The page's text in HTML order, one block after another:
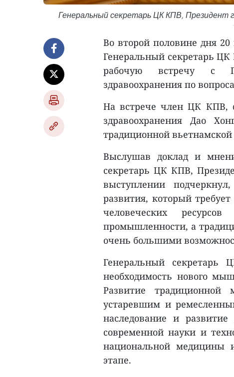
Генеральный секретарь ЦК КПВ,
Во второй половине дня
Генеральный секретарь ЦК
рабочую встречу с
здравоохранения по
На встрече член ЦК КПВ,
здравоохранения Дао
традиционной
Выслушав доклад и
секретарь ЦК КПВ,
выступлении
развития, который
человеческих
промышленности, а
очень большими
Генеральный секретарь
необходимость нового
Развитие
устаревшим и
наследование и
современной науки и
национальной медицины
этапе.